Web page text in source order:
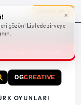
×
çözün! Listede zirveye
(PC ve konsollar) -
OGCREATIVE
OYUNLARI